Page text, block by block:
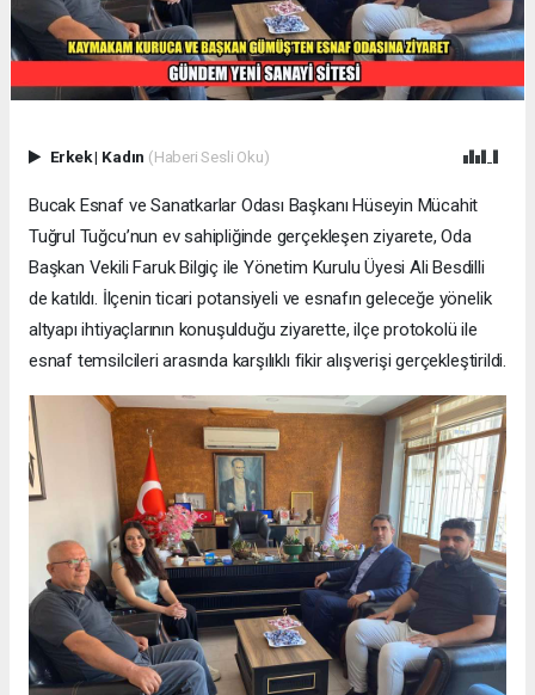
Erkek| Kadın (Haberi Sesli Oku)
Bucak Esnaf ve Sanatkarlar Odası Başkanı Hüseyin Mücahit
Tuğrul Tuğcu’nun ev sahipliğinde gerçekleşen ziyarete, Oda
Başkan Vekili Faruk Bilgiç ile Yönetim Kurulu Üyesi Ali Besdilli
de katıldı. İlçenin ticari potansiyeli ve esnafın geleceğe yönelik
altyapı ihtiyaçlarının konuşulduğu ziyarette, ilçe protokolü ile
esnaf temsilcileri arasında karşılıklı fikir alışverişi gerçekleştirildi.